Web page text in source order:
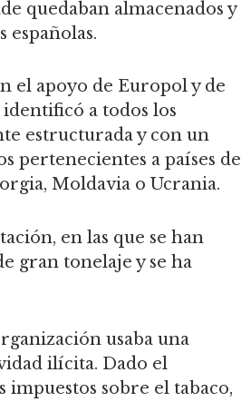
quedaban almacenados y
españolas.
el apoyo de Europol y de
a todos los
estructurada y con un
pertenecientes a países de
Moldavia o Ucrania.
en las que se han
gran tonelaje y se ha
usaba una
ilícita. Dado el
impuestos sobre el tabaco,